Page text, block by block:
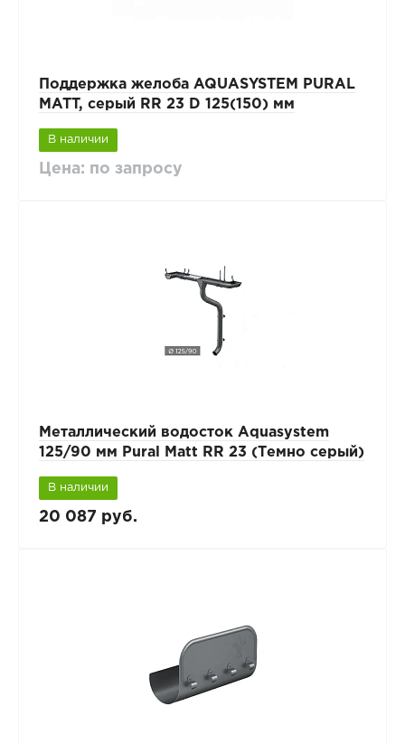
Поддержка желоба AQUASYSTEM PURAL
MATT, серый RR 23 D 125(150) мм
В наличии
Цена: по запросу
Металлический водосток Aquasystem
125/90 мм Pural Matt RR 23 (Темно серый)
В наличии
20 087 руб.